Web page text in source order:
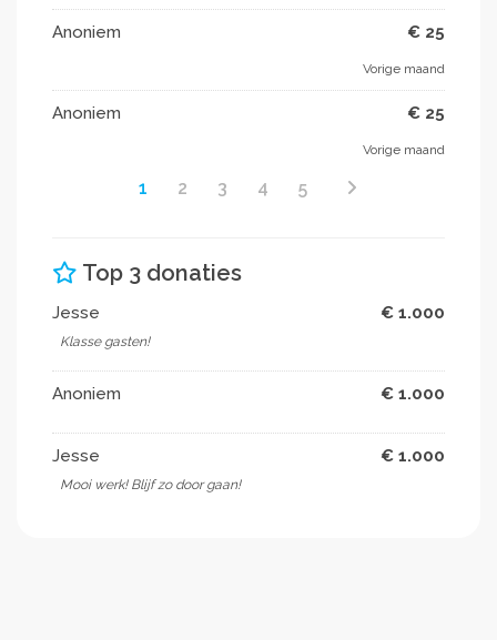
Anoniem € 25
Vorige maand
Anoniem € 25
Vorige maand
1 2 3 4 5
Top 3 donaties
Jesse € 1.000
Klasse gasten!
Anoniem € 1.000
Jesse € 1.000
Mooi werk! Blijf zo door gaan!